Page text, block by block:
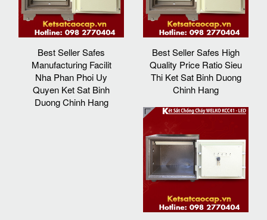
Best Seller Safes
Manufacturing Facilit
Nha Phan Phoi Uy
Quyen Ket Sat Binh
Duong Chinh Hang
Best Seller Safes High
Quality Price Ratio Sieu
Thi Ket Sat Binh Duong
Chinh Hang